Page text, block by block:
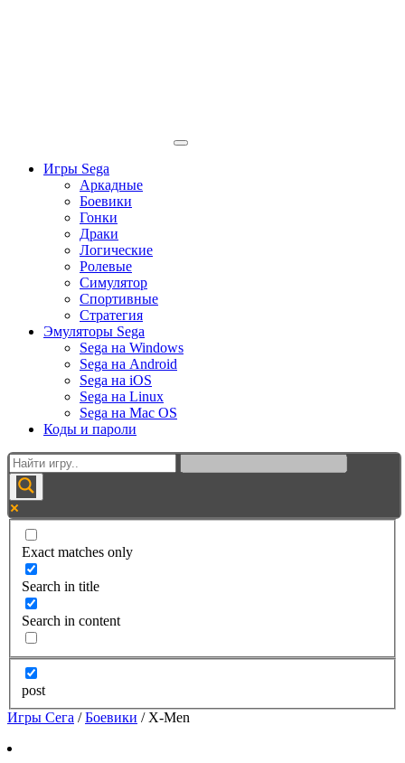
Игры Sega
Аркадные
Боевики
Гонки
Драки
Логические
Ролевые
Симулятор
Спортивные
Стратегия
Эмуляторы Sega
Sega на Windows
Sega на Android
Sega на iOS
Sega на Linux
Sega на Mac OS
Коды и пароли
Exact matches only
Search in title
Search in content
post
Игры Сега /Боевики / X-Men